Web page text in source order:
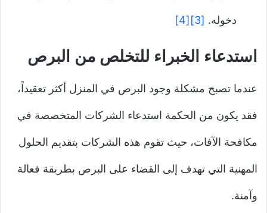
دخوله. [3]
[4]
استدعاء الخبراء للتخلص من البرص
عندما تصبح مشكلة وجود البرص في المنزل أكثر تعقيداً،
فقد يكون من الحكمة استدعاء الشركات المتخصصة في
مكافحة الآفات، حيث تقوم هذه الشركات بتقديم الحلول
المهنية التي تهدف إلى القضاء على البرص بطريقة فعالة
وآمنة.